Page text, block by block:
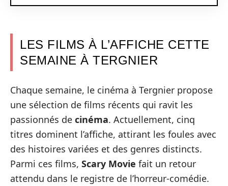
LES FILMS À L’AFFICHE CETTE
SEMAINE À TERGNIER
Chaque semaine, le cinéma à Tergnier propose
une sélection de films récents qui ravit les
passionnés de cinéma. Actuellement, cinq
titres dominent l’affiche, attirant les foules avec
des histoires variées et des genres distincts.
Parmi ces films, Scary Movie fait un retour
attendu dans le registre de l’horreur-comédie.